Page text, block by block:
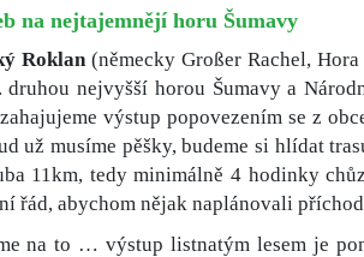
na nejtajemnějí horu Šumavy
Roklan(německy Großer Rachel,
druhou nejvyšší horou Šumavy a
výstup popovezením se z
už musíme pěšky, budeme si hlídat
11km, tedy minimálně 4 hodinky
řád, abychom nějak naplánovali
na to … výstup listnatým lesem je